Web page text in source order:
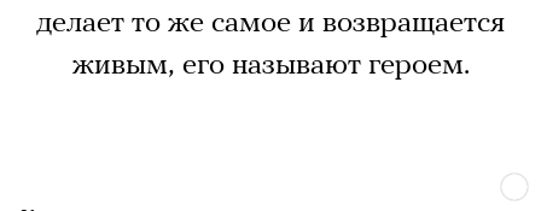
делает то же самое и возвращается
живым, его называют героем.